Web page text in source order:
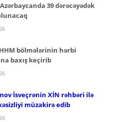
39 dərəcəyədək
bölmələrinin hərbi
baxış keçirib
İsveçrənin XİN rəhbəri ilə
müzakirə edib